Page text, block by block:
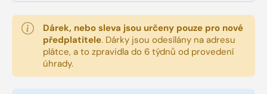
Dárek, nebo sleva jsou určeny pouze pro nové
předplatitele. Dárky jsou odesílány na adresu
plátce, a to zpravidla do 6 týdnů od provedení
úhrady.